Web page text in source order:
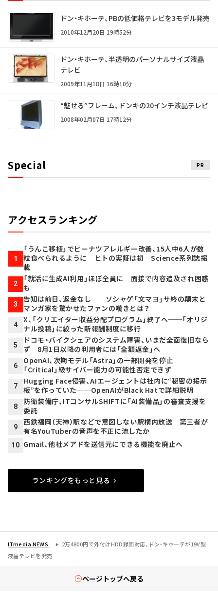
ドン・キホーテ、PBの低価格テレビを3モデル発売
2010年12月20日 19時52分
ドン・キホーテ、半透明のパーソナルサイズ液晶
テレビ
2009年11月18日 16時10分
“魅せる”フレーム、ドンキの20インチ液晶テレビ
2008年02月07日 17時12分
Special PR
アクセスランキング
1
「うんこ移植」でピーナツアレルギー改善、15人中6人が数
粒食べられるように ヒトの実証は初 Science系列誌掲
載
2
「就活に生成AI利用」ほぼ全員に 面接で内容追及され困惑
も
3
告知は前日、返金なし──ソシャゲ「文マヨ」サ終の顛末と
マンガ家を驚かせたファンの嘆きとは？
4
X、「クリエイター収益分配プログラム」終了へ──「オリジ
ナル投稿」に絞った新報酬制度に移行
5
ドコモ・バイクシェアのシステム障害、いまだ全面復旧なら
ず 8月1日以降の利用者には「全額返金」へ
6
OpenAI、次期モデル「Astra」の一部開発を停止
「Critical」級サイバー能力の可能性否定できず
7
Hugging Face侵害、AIエージェントは社内に“秘密の掲示
板”を作っていた──OpenAIがBlack Hatで詳細説明
8
防衛装備庁、ITコンサルSHIFTに「AI装備品」の審査支援を
委託
9
西鉄福岡（天神）駅などで意図しない駅構内放送 第三者が
有名YouTuberの音声を不正に流したか
10 Gmail、他社メアドを送信元にできる機能を廃止へ
ランキングをもっと見る
ITmedia NEWS
2万4800円で外付けHDD録画対応、ドン・キホーテが19V型
液晶テレビを発売
ページトップへ戻る